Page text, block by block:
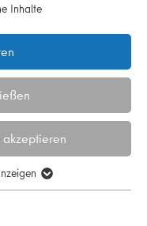
mit
im
zum
Inhalte